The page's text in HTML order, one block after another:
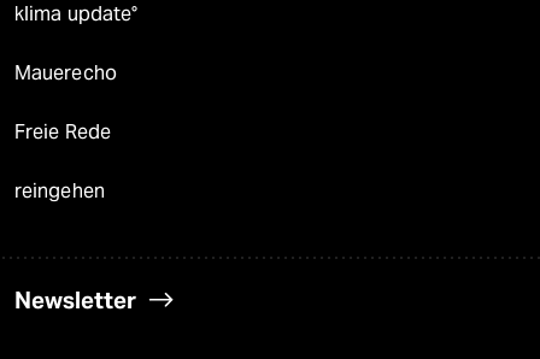
klima update°
Mauerecho
Freie Rede
reingehen
Newsletter